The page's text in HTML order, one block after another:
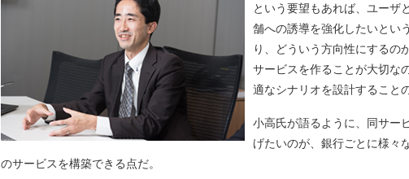
という要望もあれば、ユーザ
舗への誘導を強化したいとい
り、どういう方向性にするの
サービスを作ることが大切な
適なシナリオを設計すること
小高氏が語るように、同サー
げたいのが、銀行ごとに様々
のサービスを構築できる点だ。